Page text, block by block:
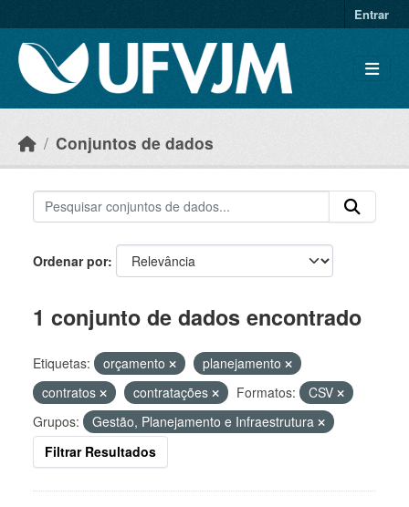
Entrar
Conjuntos de dados
Ordenar por
1 conjunto de dados encontrado
Etiquetas: orçamento
planejamento
contratos
contratações Formatos:
CSV
Grupos:
Gestão, Planejamento e Infraestrutura
Filtrar Resultados